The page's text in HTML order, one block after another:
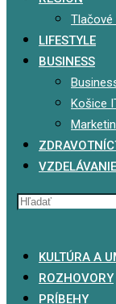
Tlačové
LIFESTYLE
BUSINESS
Košice
VZDELÁVANIE
KULTÚRA A
ROZHOVORY
PRÍBEHY